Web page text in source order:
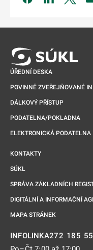
ÚŘEDNÍ DESKA
POVINNĚ ZVEŘEJŇOVANÉ
DÁLKOVÝ PŘÍSTUP
PODATELNA/POKLADNA
ELEKTRONICKÁ PODATELNA
KONTAKTY
SÚKL
SPRÁVA ZÁKLADNÍCH
DIGITÁLNÍ A INFORMAČNÍ
MAPA STRÁNEK
INFOLINKA272 185